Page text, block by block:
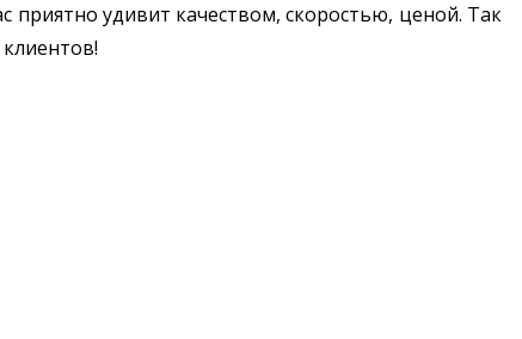
удивит качеством, скоростью, ценой. Так